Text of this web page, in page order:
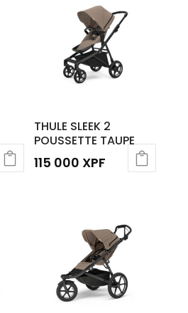
THULE SLEEK 2
POUSSETTE TAUPE
115 000 XPF